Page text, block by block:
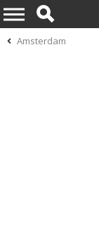
Amsterdam